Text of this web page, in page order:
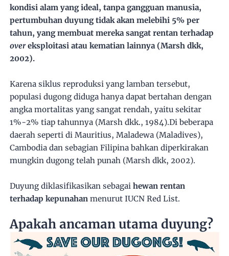
kondisi alam yang ideal, tanpa gangguan manusia,
pertumbuhan duyung tidak akan melebihi 5% per
tahun, yang membuat mereka sangat rentan terhadap
overeksploitasi atau kematian lainnya (Marsh dkk,
2002).
Karena siklus reproduksi yang lamban tersebut,
populasi dugong diduga hanya dapat bertahan dengan
angka mortalitas yang sangat rendah, yaitu sekitar
1%-2% tiap tahunnya (Marsh dkk., 1984).Di beberapa
daerah seperti di Mauritius, Maladewa (Maladives),
Cambodia dan sebagian Filipina bahkan diperkirakan
mungkin dugong telah punah (Marsh dkk, 2002).
Duyung diklasifikasikan sebagaihewan rentan
terhadap kepunahan menurut IUCN Red List.
Apakah ancaman utama duyung?